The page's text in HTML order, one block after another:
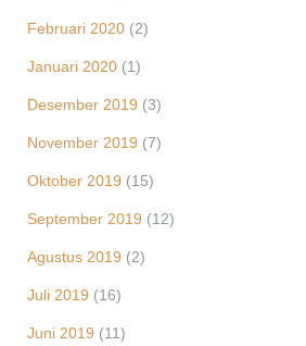
Februari 2020 (2)
Januari 2020 (1)
Desember 2019 (3)
November 2019 (7)
Oktober 2019 (15)
September 2019 (12)
Agustus 2019 (2)
Juli 2019 (16)
Juni 2019 (11)